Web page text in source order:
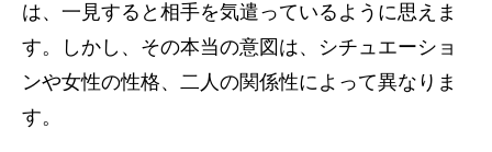
は、一見すると相手を気遣っているように思えま
す。しかし、その本当の意図は、シチュエーショ
ンや女性の性格、二人の関係性によって異なりま
す。